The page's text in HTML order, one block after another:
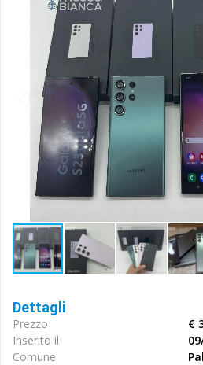
Dettagli
Prezzo
€
Inserito il
Comune